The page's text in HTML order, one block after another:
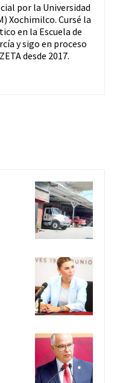
por la Universidad
Xochimilco. Cursé la
en la Escuela de
y sigo en proceso
desde 2017.